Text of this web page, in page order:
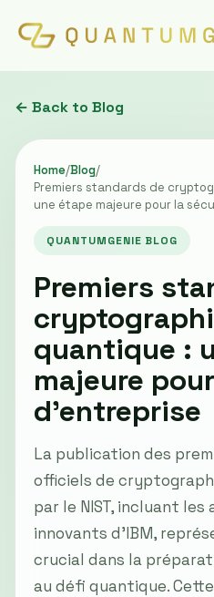
← Back to Blog
Home/Blog/
Premiers standards de
une étape majeure pour la
QUANTUMGENIE BLOG
Premiers
quantique :
majeure
d'entreprise
La publication des
officiels de
par le NIST, incluant les
innovants d'IBM,
crucial dans la
au défi quantique.